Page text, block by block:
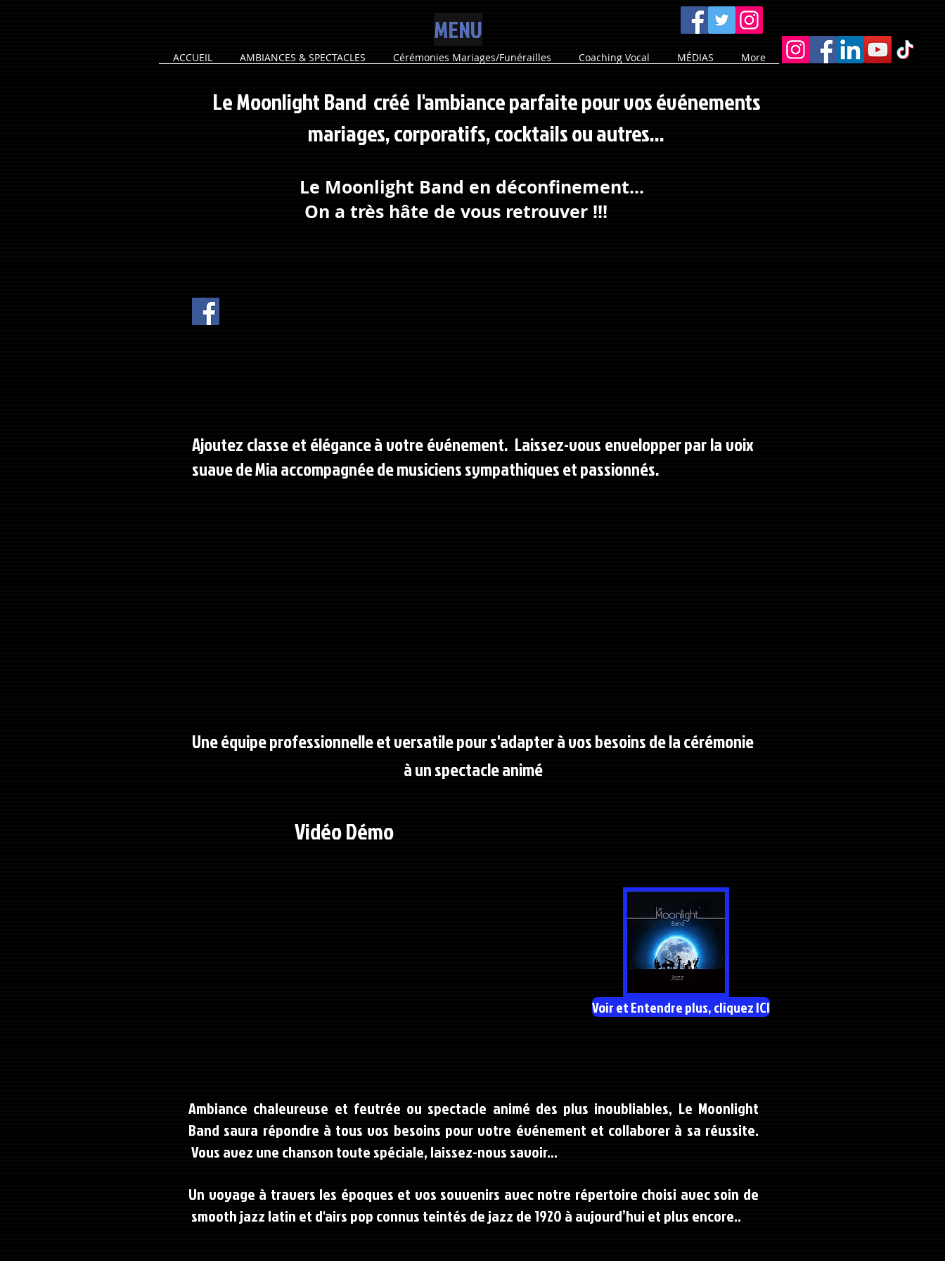
MENU
ACCUEIL AMBIANCES & SPECTACLES Cérémonies Mariages/Funérailles Coaching Vocal MÉDIAS More
Le Moonlight Band créé l'ambiance parfaite pour vos événements
mariages, corporatifs, cocktails ou autres...
Le Moonlight Band en déconfinement...
On a très hâte de vous retrouver !!!
Ajoutez classe et élégance à votre événement. Laissez-vous envelopper par la voix
suave de Mia accompagnée de musiciens sympathiques et passionnés.
Une équipe professionnelle et versatile pour s'adapter à vos besoinsde la cérémonie
à un spectacle animé
Vidéo Démo
Voir et Entendre plus, cliquez ICI
Ambiance chaleureuse et feutrée ou spectacle animé des plus inoubliables, Le Moonlight
Band saura répondre à tous vos besoins pour votre événement et collaborer à sa réussite.
Vous avez une chanson toute spéciale, laissez-nous savoir...
Un voyage à travers les époques et vos souvenirs avec notre répertoire choisi avec soin de
smooth jazz latin et d'airs pop connus teintés de jazz de 1920 à aujourd’hui et plus encore..